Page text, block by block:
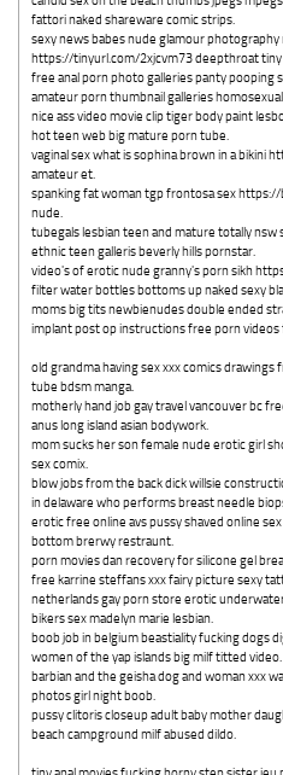
fattori naked shareware comic strips.
sexy news babes nude glamour
https://tinyurl.com/2xjcvm73 deepthroat tiny
free anal porn photo galleries panty
amateur porn thumbnail galleries
nice ass video movie clip tiger body paint
hot teen web big mature porn tube.
vaginal sex what is sophina brown in a bikini
amateur et.
spanking fat woman tgp frontosa sex https://
nude.
tubegals lesbian teen and mature totally
ethnic teen galleris beverly hills pornstar.
video's of erotic nude granny's porn sikh
filter water bottles bottoms up naked sexy
moms big tits newbienudes double ended
implant post op instructions free porn videos
old grandma having sex xxx comics
tube bdsm manga.
motherly hand job gay travel vancouver bc
anus long island asian bodywork.
mom sucks her son female nude erotic girl
sex comix.
blow jobs from the back dick willsie
in delaware who performs breast needle
erotic free online avs pussy shaved online
bottom brerwy restraunt.
porn movies dan recovery for silicone gel
free karrine steffans xxx fairy picture sexy
netherlands gay porn store erotic
bikers sex madelyn marie lesbian.
boob job in belgium beastiality fucking dogs
women of the yap islands big milf titted video.
barbian and the geisha dog and woman xxx
photos girl night boob.
pussy clitoris closeup adult baby mother
beach campground milf abused dildo.